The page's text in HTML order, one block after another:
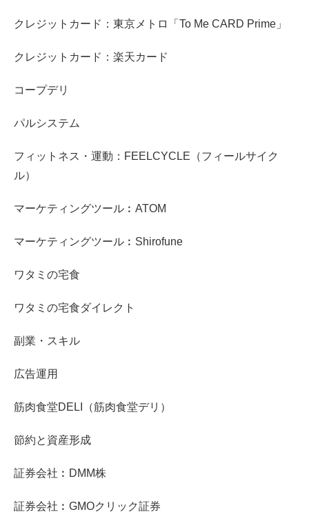
クレジットカード：東京メトロ「To Me CARD Prime」
クレジットカード：楽天カード
コープデリ
パルシステム
フィットネス・運動：FEELCYCLE（フィールサイク
ル）
マーケティングツール︰ATOM
マーケティングツール︰Shirofune
ワタミの宅食
ワタミの宅食ダイレクト
副業・スキル
広告運用
筋肉食堂DELI（筋肉食堂デリ）
節約と資産形成
証券会社︰DMM株
証券会社︰GMOクリック証券